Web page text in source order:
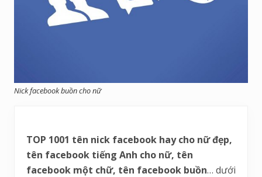
Nick facebook buồn cho nữ
TOP 1001 tên nick facebook hay cho nữ đẹp,
tên facebook tiếng Anh cho nữ, tên
facebook một chữ, tên facebook buồn… dưới